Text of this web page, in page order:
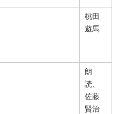
桃田
遊馬
朗
読、
佐藤
賢治